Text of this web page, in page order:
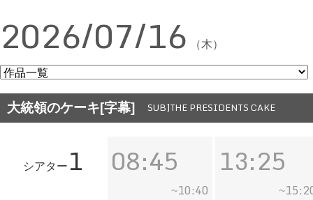
2026/07/16 （木）
大統領のケーキ[字幕] SUB]THE PRESIDENTS CAKE
シアター 1 08:45
~10:40
13:25
~